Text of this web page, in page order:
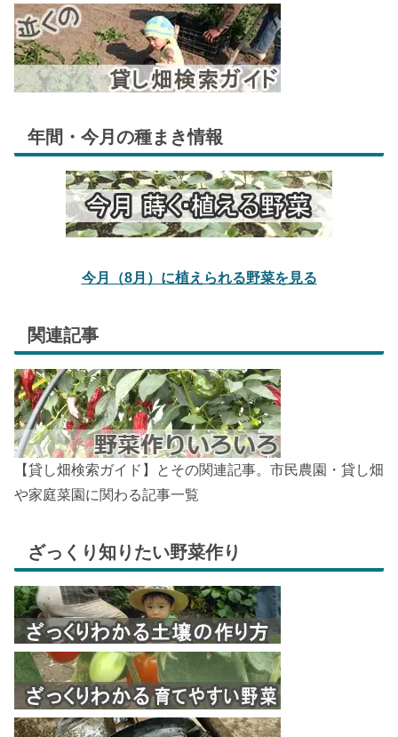
年間・今月の種まき情報
今月（8月）に植えられる野菜を見る
関連記事
【貸し畑検索ガイド】とその関連記事。市民農園・貸し畑
や家庭菜園に関わる記事一覧
ざっくり知りたい野菜作り